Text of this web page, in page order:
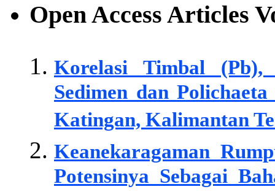
Open Access Articles
Korelasi Timbal
Sedimen dan
Katingan, Kalimantan
Keanekaragaman
Potensinya Sebagai